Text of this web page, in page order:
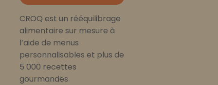
CROQ est un rééquilibrage
alimentaire sur mesure à
l’aide de menus
personnalisables et plus de
5 000 recettes
gourmandes